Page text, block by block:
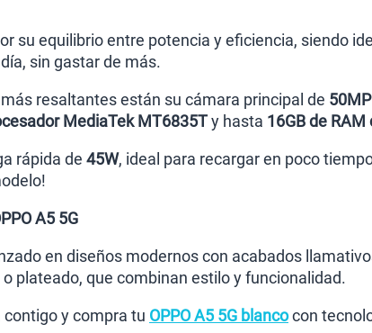
su equilibrio entre potencia y eficiencia, siendo
sin gastar de más.
resaltantes están su cámara principal de
MediaTek MT6835Ty hasta 16GB de
rápida de 45W, ideal para recargar en poco
A5 5G
en diseños modernos con acabados
plateado, que combinan estilo y funcionalidad.
contigo y compra tu OPPO A5 5G blancocon